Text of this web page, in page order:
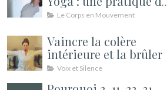
soutien pour le souffle
Le Corps en Mouvement
Vaincre la colère
intérieure et la brûler
Voix et Silence